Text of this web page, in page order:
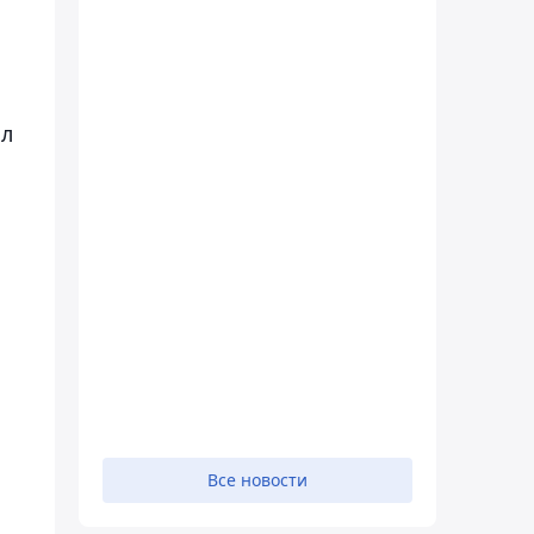
Все новости